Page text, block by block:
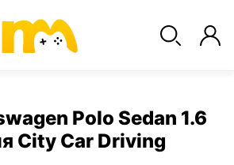
Polo Sedan 1.6
City Car Driving